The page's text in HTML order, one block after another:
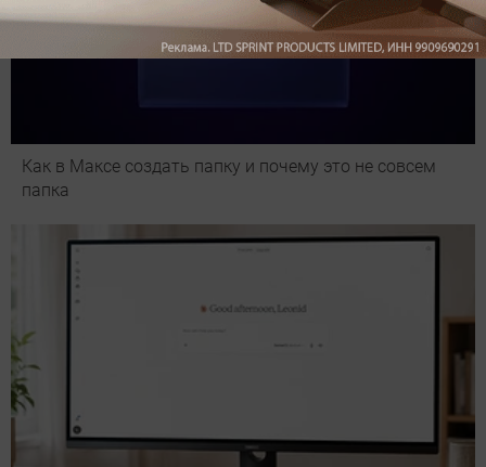
Как в Максе создать папку и почему это не совсем
папка